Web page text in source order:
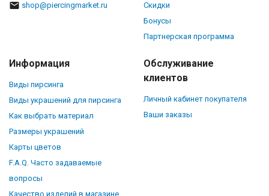
shop@piercingmarket.ru
Скидки
Бонусы
Партнерская программа
Информация
Виды пирсинга
Виды украшений для пирсинга
Как выбрать материал
Размеры украшений
Карты цветов
F.A.Q. Часто задаваемые
вопросы
Качество изделий в магазине
Обслуживание
клиентов
Личный кабинет покупателя
Ваши заказы